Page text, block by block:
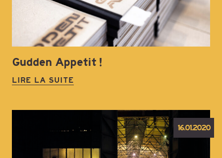
Gudden Appetit !
LIRE LA SUITE
16.01.2020